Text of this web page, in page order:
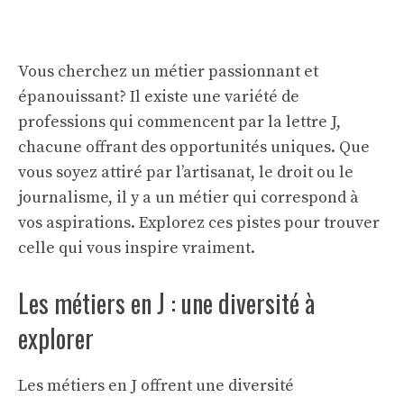
Vous cherchez un métier passionnant et
épanouissant? Il existe une variété de
professions qui commencent par la lettre J,
chacune offrant des opportunités uniques. Que
vous soyez attiré par l’artisanat, le droit ou le
journalisme, il y a un métier qui correspond à
vos aspirations. Explorez ces pistes pour trouver
celle qui vous inspire vraiment.
Les métiers en J : une diversité à
explorer
Les métiers en J offrent une diversité